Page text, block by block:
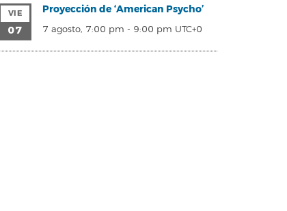
VIE
07
Proyección de ‘American Psycho’
7 agosto, 7:00 pm - 9:00 pm UTC+0